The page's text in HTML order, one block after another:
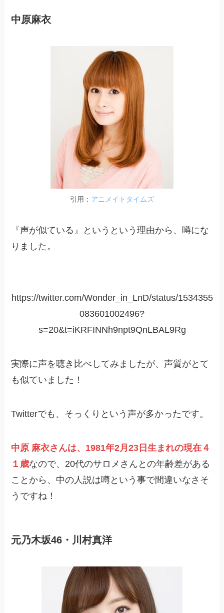
中原麻衣
引用： アニメイトタイムズ
『声が似ている』というという理由から、噂にな
りました。
https://twitter.com/Wonder_in_LnD/status/1534355
083601002496?
s=20&t=iKRFINNh9npt9QnLBAL9Rg
実際に声を聴き比べしてみましたが、声質がとて
も似ていました！
Twitterでも、そっくりという声が多かったです。
中原 麻衣さんは、1981年2月23日生まれの現在４
１歳なので、20代のサロメさんとの年齢差がある
ことから、中の人説は噂という事で間違いなさそ
うですね！
元乃木坂46・川村真洋